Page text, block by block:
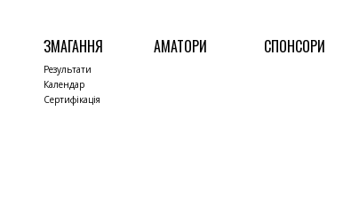
ЗМАГАННЯ
Результати
Календар
Сертифікація
АМАТОРИ СПОНСОРИ